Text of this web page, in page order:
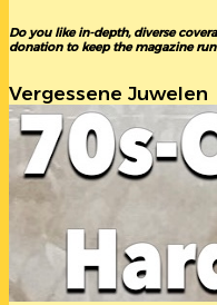
Do you like in-depth, diverse
donation to keep the magazine
Vergessene Juwelen